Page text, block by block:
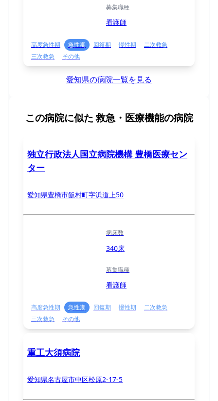
募集職種
看護師
高度急性期 急性期 回復期 慢性期
二次救急
三次救急
その他
愛知県の病院一覧を見る
この病院に似た 救急・医療機能の病院
独立行政法人国立病院機構 豊橋医療セン
ター
愛知県豊橋市飯村町字浜道上50
病床数
340床
募集職種
看護師
高度急性期 急性期 回復期 慢性期
二次救急
三次救急
その他
重工大須病院
愛知県名古屋市中区松原2-17-5